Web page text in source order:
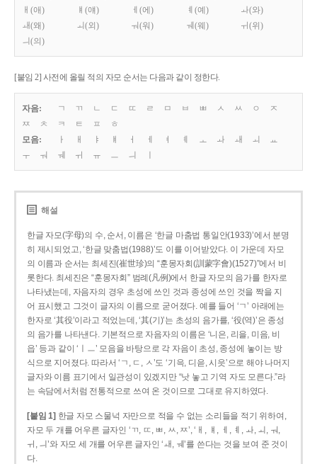
ㅐ(애)
ㅒ(얘) ㅔ(에) ㅖ(예)
ㅘ(와)
ㅙ(왜)
ㅚ(외) ㅝ(워) ㅞ(웨)
ㅟ(위)
ㅢ(의)
[붙임 2] 사전에 올릴 적의 자모 순서는 다음과 같이 정한다.
자음: ㄱ ㄲ ㄴ ㄷ ㄸ ㄹ ㅁ ㅂ ㅃ ㅅ ㅆ ㅇ
ㅈ
ㅉ
ㅊ ㅋ ㅌ ㅍ
ㅎ
모음:
ㅏ ㅐ ㅑ ㅒ ㅓ ㅔ ㅕ ㅖ ㅗ ㅘ ㅙ ㅚ
ㅛ
ㅜ
ㅝ ㅞ ㅟ ㅠ ㅡ ㅢ
해설
한글 자모(字母)의 수, 순서, 이름은 ‘한글 마춤법 통일안(1933)’에서 분명
히 제시되었고, ‘한글 맞춤법(1988)’도 이를 이어받았다. 이 가운데 자모
의 이름과 순서는 최세진(崔世珍)의 “훈몽자회(訓蒙字會)(1527)”에서 비
롯한다. 최세진은 “훈몽자회” 범례(凡例)에서 한글 자모의 음가를 한자로
나타냈는데, 자음자의 경우 초성에 쓰인 것과 종성에 쓰인 것을 짝을 지
어 표시했고 그것이 글자의 이름으로 굳어졌다. 예를 들어 ‘ㄱ’ 아래에는
한자로 ‘其役’이라고 적었는데, ‘其(기)’는 초성의 음가를, ‘役(역)’은 종성
의 음가를 나타낸다. 기본적으로 자음자의 이름은 ‘니은, 리을, 미음, 비
읍’ 등과 같이 ‘ㅣㅡ’ 모음을 바탕으로 각 자음이 초성, 종성에 놓이는 방
식으로 지어졌다. 따라서 ‘ㄱ, ㄷ, ㅅ’도 ‘기윽, 디읃, 시읏’으로 해야 나머지
글자와 이름 표기에서 일관성이 있겠지만 “낫 놓고 기역 자도 모른다.”라
는 속담에서처럼 전통적으로 쓰여 온 것이므로 그대로 유지하였다.
[붙임 1] 한글 자모 스물넉 자만으로 적을 수 없는 소리들을 적기 위하여,
자모 두 개를 어우른 글자인 ‘ㄲ, ㄸ, ㅃ, ㅆ, ㅉ’, ‘ㅐ, ㅒ, ㅔ, ㅖ, ㅘ, ㅚ, ㅝ,
ㅟ, ㅢ’와 자모 세 개를 어우른 글자인 ‘ㅙ, ㅞ’를 쓴다는 것을 보여 준 것이
다.